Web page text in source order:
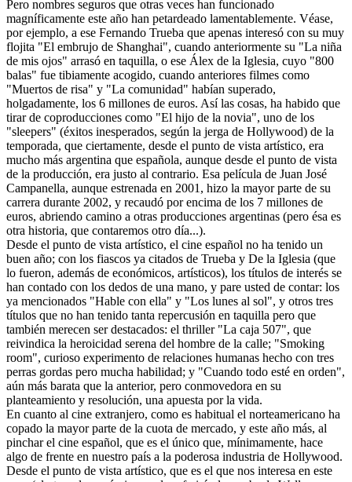
Pero nombres seguros que otras veces han funcionado
magníficamente este año han petardeado lamentablemente. Véase,
por ejemplo, a ese Fernando Trueba que apenas interesó con su muy
flojita "El embrujo de Shanghai", cuando anteriormente su "La niña
de mis ojos" arrasó en taquilla, o ese Álex de la Iglesia, cuyo "800
balas" fue tibiamente acogido, cuando anteriores filmes como
"Muertos de risa" y "La comunidad" habían superado,
holgadamente, los 6 millones de euros. Así las cosas, ha habido que
tirar de coproducciones como "El hijo de la novia", uno de los
"sleepers" (éxitos inesperados, según la jerga de Hollywood) de la
temporada, que ciertamente, desde el punto de vista artístico, era
mucho más argentina que española, aunque desde el punto de vista
de la producción, era justo al contrario. Esa película de Juan José
Campanella, aunque estrenada en 2001, hizo la mayor parte de su
carrera durante 2002, y recaudó por encima de los 7 millones de
euros, abriendo camino a otras producciones argentinas (pero ésa es
otra historia, que contaremos otro día...).
Desde el punto de vista artístico, el cine español no ha tenido un
buen año; con los fiascos ya citados de Trueba y De la Iglesia (que
lo fueron, además de económicos, artísticos), los títulos de interés se
han contado con los dedos de una mano, y pare usted de contar: los
ya mencionados "Hable con ella" y "Los lunes al sol", y otros tres
títulos que no han tenido tanta repercusión en taquilla pero que
también merecen ser destacados: el thriller "La caja 507", que
reivindica la heroicidad serena del hombre de la calle; "Smoking
room", curioso experimento de relaciones humanas hecho con tres
perras gordas pero mucha habilidad; y "Cuando todo esté en orden",
aún más barata que la anterior, pero conmovedora en su
planteamiento y resolución, una apuesta por la vida.
En cuanto al cine extranjero, como es habitual el norteamericano ha
copado la mayor parte de la cuota de mercado, y este año más, al
pinchar el cine español, que es el único que, mínimamente, hace
algo de frente en nuestro país a la poderosa industria de Hollywood.
Desde el punto de vista artístico, que es el que nos interesa en este